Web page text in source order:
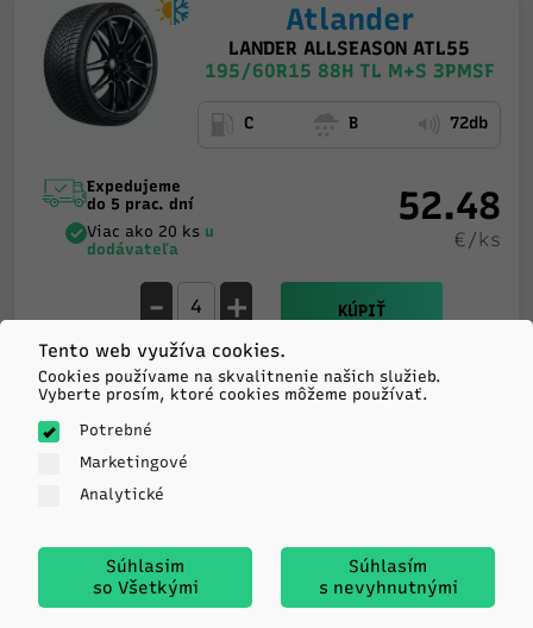
Atlander
LANDER ALLSEASON ATL55
195/60R15 88H TL M+S 3PMSF
C B 72db
Expedujeme
do 5 prac. dní
Viac ako 20 ks u
dodávateľa
52.48
€/ks
- + KÚPIŤ
Tento web využíva cookies.
Cookies používame na skvalitnenie našich služieb.
Vyberte prosím, ktoré cookies môžeme používať.
Potrebné
Marketingové
Analytické
Súhlasim
so Všetkými
Súhlasím
s nevyhnutnými